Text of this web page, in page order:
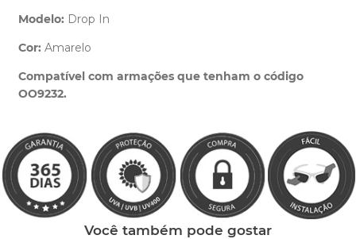
Modelo: Drop In
Cor: Amarelo
Compatível com armações que tenham o código
OO9232.
Você também pode gostar